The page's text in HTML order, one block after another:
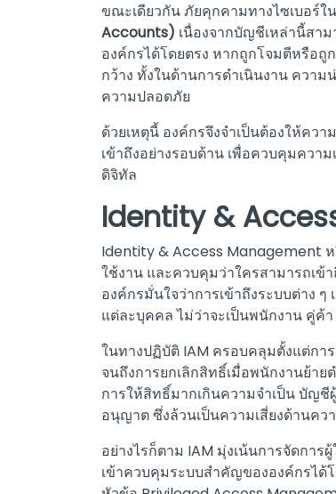
ขณะเดียวกัน ภัยคุกคามทางไซเบอร์ใ
Accounts) เนื่องจากบัญชีเหล่านี้สา
องค์กรได้โดยตรง หากถูกโจมตีหรือถู
กว้าง ทั้งในด้านการดำเนินงาน ควา
ความปลอดภัย
ด้วยเหตุนี้ องค์กรจึงจำเป็นต้องให้ค
เข้าถึงอย่างรอบด้าน เพื่อควบคุมควา
ดิจิทัล
Identity &
Identity & Access Management ห
ใช้งาน และควบคุมว่าใครสามารถเ
องค์กรมั่นใจว่าการเข้าถึงระบบต่าง
แต่ละบุคคล ไม่ว่าจะเป็นพนักงาน คู่ค้
ในทางปฏิบัติ IAM ครอบคลุมตั้งแต่กา
จนถึงการยกเลิกสิทธิ์เมื่อพนักงานย้า
การให้สิทธิ์มากเกินความจำเป็น บัญชี
อนุญาต ซึ่งล้วนเป็นความเสี่ยงด้านค
อย่างไรก็ตาม IAM มุ่งเน้นการจัดกา
เข้าควบคุมระบบสำคัญขององค์กรได้